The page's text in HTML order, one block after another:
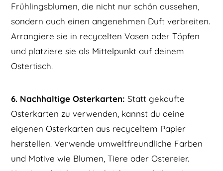
Frühlingsblumen, die nicht nur schön aussehen,
sondern auch einen angenehmen Duft verbreiten.
Arrangiere sie in recycelten Vasen oder Töpfen
und platziere sie als Mittelpunkt auf deinem
Ostertisch.
6. Nachhaltige Osterkarten: Statt gekaufte
Osterkarten zu verwenden, kannst du deine
eigenen Osterkarten aus recyceltem Papier
herstellen. Verwende umweltfreundliche Farben
und Motive wie Blumen, Tiere oder Ostereier.